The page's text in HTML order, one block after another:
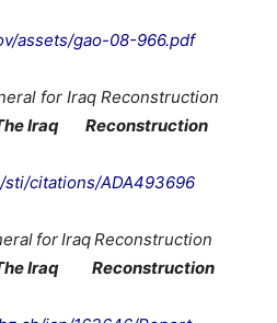
assets/gao-08-966.pdf
for Iraq Reconstruction
Iraq Reconstruction
citations/ADA493696
for Iraq Reconstruction
The Iraq Reconstruction